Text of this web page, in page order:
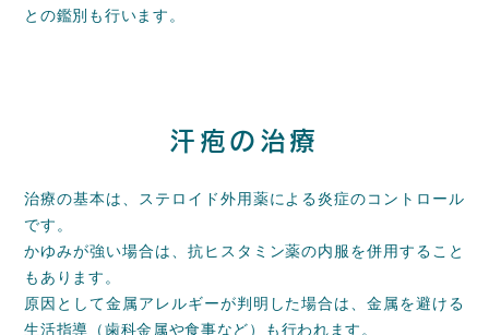
との鑑別も行います。
汗疱の治療
治療の基本は、ステロイド外用薬による炎症のコントロール
です。
かゆみが強い場合は、抗ヒスタミン薬の内服を併用すること
もあります。
原因として金属アレルギーが判明した場合は、金属を避ける
生活指導（歯科金属や食事など）も行われます。